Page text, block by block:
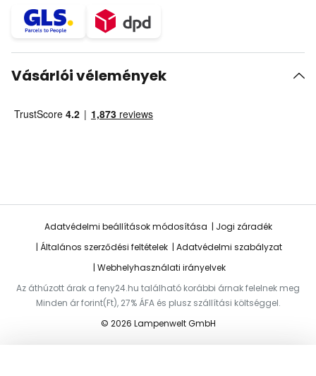
Vásárlói vélemények
Adatvédelmi beállítások módosítása
Jogi záradék
Általános szerződési feltételek
Adatvédelmi szabályzat
Webhelyhasználati irányelvek
Az áthúzott árak a feny24.hu található korábbi árnak felelnek meg
Minden ár forint(Ft), 27% ÁFA és plusz szállítási költséggel.
© 2026 Lampenwelt GmbH